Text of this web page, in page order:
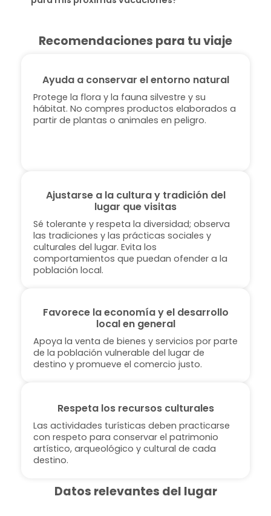
Recomendaciones para tu viaje
Ayuda a conservar el entorno natural
Protege la flora y la fauna silvestre y su
hábitat. No compres productos elaborados a
partir de plantas o animales en peligro.
Ajustarse a la cultura y tradición del
lugar que visitas
Sé tolerante y respeta la diversidad; observa
las tradiciones y las prácticas sociales y
culturales del lugar. Evita los
comportamientos que puedan ofender a la
población local.
Favorece la economía y el desarrollo
local en general
Apoya la venta de bienes y servicios por parte
de la población vulnerable del lugar de
destino y promueve el comercio justo.
Respeta los recursos culturales
Las actividades turísticas deben practicarse
con respeto para conservar el patrimonio
artístico, arqueológico y cultural de cada
destino.
Datos relevantes del lugar